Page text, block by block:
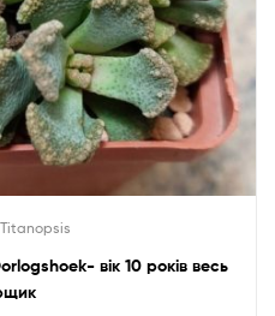
Titanopsis
вік 10 років весь